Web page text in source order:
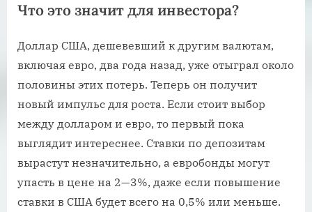
Что это значит для инвестора?
Доллар США, дешевевший к другим валютам,
включая евро, два года назад, уже отыграл около
половины этих потерь. Теперь он получит
новый импульс для роста. Если стоит выбор
между долларом и евро, то первый пока
выглядит интереснее. Ставки по депозитам
вырастут незначительно, а евробонды могут
упасть в цене на 2—3%, даже если повышение
ставки в США будет всего на 0,5% или меньше.